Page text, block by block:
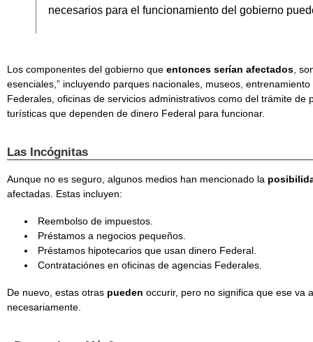
necesarios para el funcionamiento del gobierno
Los componentes del gobierno que entonces serían afectados,
esenciales,” incluyendo parques nacionales, museos,
Federales, oficinas de servicios administrativos como del trámite de
turísticas que dependen de dinero Federal para funcionar.
Las Incógnitas
Aunque no es seguro, algunos medios han mencionado la
afectadas. Estas incluyen:
Reembolso de impuestos.
Préstamos a negocios pequeños.
Préstamos hipotecarios que usan dinero Federal.
Contrataciónes en oficinas de agencias Federales.
De nuevo, estas otras pueden occurir, pero no significa que ese va
necesariamente.